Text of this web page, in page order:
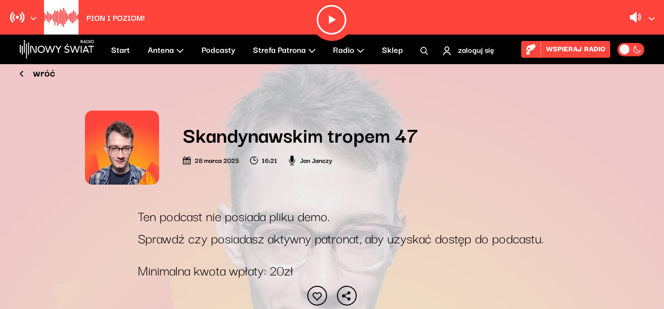
PION I POZIOM!
Start Antena Podcasty Strefa Patrona Radio Sklep zaloguj się WSPIERAJ RADIO
wróć
Skandynawskim tropem 47
28 marca 2025 16:21 Jan Janczy
Ten podcast nie posiada pliku demo.
Sprawdź czy posiadasz aktywny patronat, aby uzyskać dostęp do podcastu.
Minimalna kwota wpłaty: 20zł